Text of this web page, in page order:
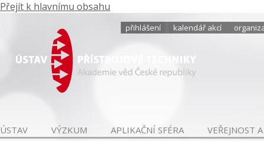
Přejít k hlavnímu obsahu
přihlášení kalendář akcí
ÚSTAV VÝZKUM APLIKAČNÍ SFÉRA VEŘEJNOST